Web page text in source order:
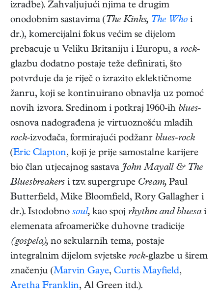
izradbe). Zahvaljujući njima te drugim
onodobnim sastavima (The Kinks, The Who i
dr.), komercijalni fokus većim se dijelom
prebacuje u Veliku Britaniju i Europu, a rock-
glazbu dodatno postaje teže definirati, što
potvrđuje da je riječ o izrazito eklektičnome
žanru, koji se kontinuirano obnavlja uz pomoć
novih izvora. Sredinom i potkraj 1960-ih blues-
osnova nadograđena je virtuoznošću mladih
rock-izvođača, formirajući podžanr blues-rock
(Eric Clapton, koji je prije samostalne karijere
bio član utjecajnog sastavaJohn Mayall & The
Bluesbreakers i tzv. supergrupe Cream, Paul
Butterfield, Mike Bloomfield, Rory Gallagher i
dr.). Istodobno soul, kao spoj rhythm and bluesai
elemenata afroameričke duhovne tradicije
(gospela), no sekularnih tema, postaje
integralnim dijelom svjetske rock-glazbe u širem
značenju (Marvin Gaye, Curtis Mayfield,
Aretha Franklin, Al Green itd.).